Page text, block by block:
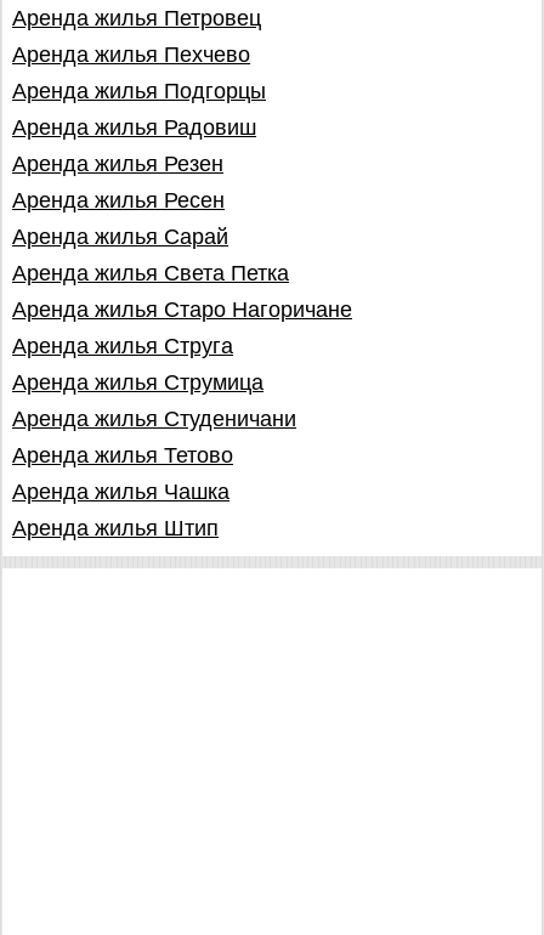
Аренда жилья Петровец
Аренда жилья Пехчево
Аренда жилья Подгорцы
Аренда жилья Радовиш
Аренда жилья Резен
Аренда жилья Ресен
Аренда жилья Сарай
Аренда жилья Света Петка
Аренда жилья Старо Нагоричане
Аренда жилья Струга
Аренда жилья Струмица
Аренда жилья Студеничани
Аренда жилья Тетово
Аренда жилья Чашка
Аренда жилья Штип